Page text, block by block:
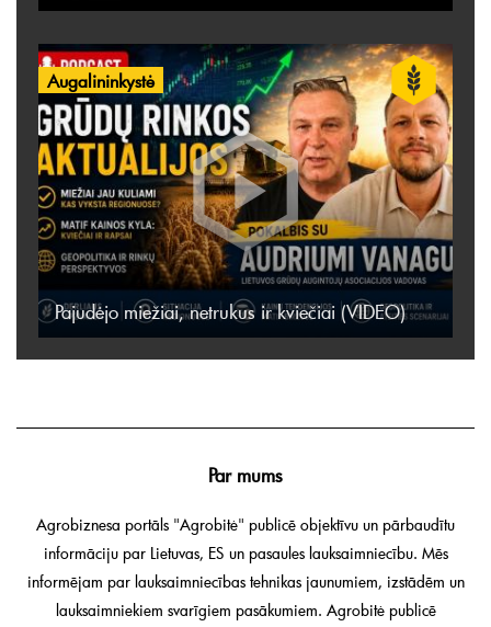
Augalininkystė
Pajudėjo miežiai, netrukus ir kviečiai (VIDEO)
Par mums
Agrobiznesa portāls "Agrobitė" publicē objektīvu un pārbaudītu
informāciju par Lietuvas, ES un pasaules lauksaimniecību. Mēs
informējam par lauksaimniecības tehnikas jaunumiem, izstādēm un
lauksaimniekiem svarīgiem pasākumiem. Agrobitė publicē